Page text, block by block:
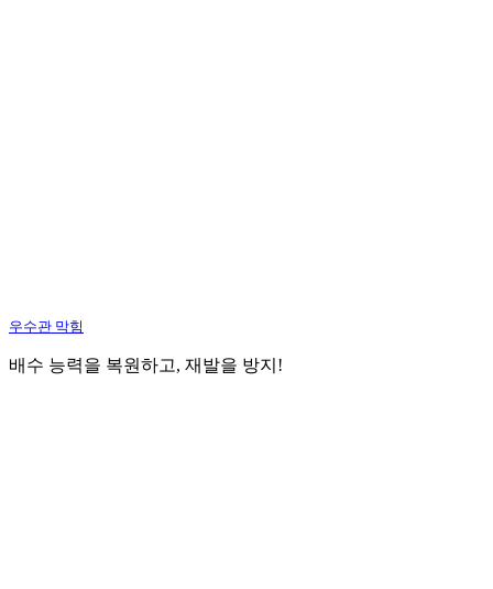
우수관 막힘
배수 능력을 복원하고, 재발을 방지!